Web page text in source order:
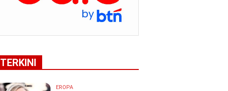
TERKINI
EROPA